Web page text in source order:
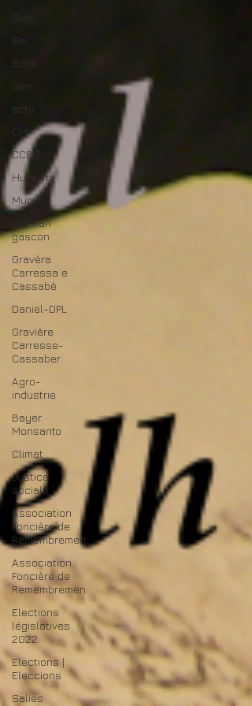
Com
Sol
Bono
Gen
actu
CM
CCBG
HumUm
Mun
Occitan
gascon
Gravèra
Carressa e
Cassabè
Daniel-DPL
Gravière
Carresse-
Cassaber
Agro-
industrie
Bayer
Monsanto
Climat
Justice
sociale
Association
Foncière de
Remembremen
Association
Foncière de
Remembremen
Elections
législatives
2022
Elections |
Eleccions
Salies